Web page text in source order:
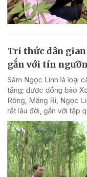
Tri thức dân gian
gắn với tín
Sâm Ngọc Linh là loại
tặng; được đồng bào
Rông, Măng Ri, Ngọc
rất lâu đời, gắn với tập